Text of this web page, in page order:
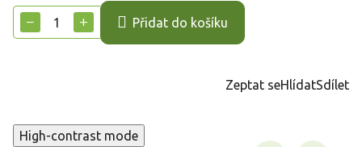
cena:
+
− Přidat do košíku
Zeptat seHlídatSdílet
High-contrast mode